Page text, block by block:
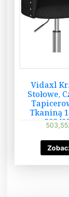
Vidaxl
Stołowe,
Tkaniną
503,55